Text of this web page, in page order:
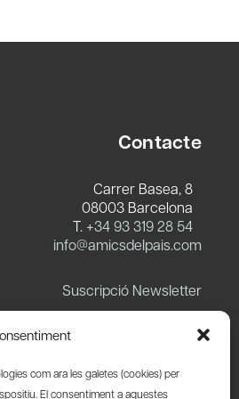
com ara les galetes (cookies) per
El consentiment a aquestes
Contacte
Carrer Basea, 8
08003 Barcelona
T. +34 93 319 28 54
info@amicsdelpais.com
Suscripció Newsletter
YouTube